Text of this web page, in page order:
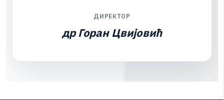
ДИРЕКТОР
др Горан Цвијовић